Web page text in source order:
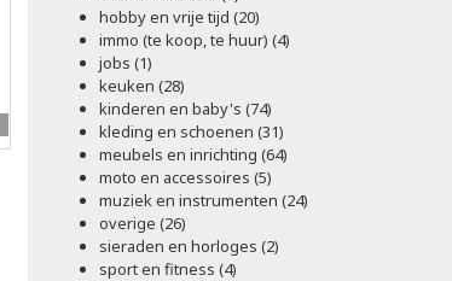
hobby en vrije tijd (20)
immo (te koop, te huur) (4)
jobs (1)
keuken (28)
kinderen en baby's (74)
kleding en schoenen (31)
meubels en inrichting (64)
moto en accessoires (5)
muziek en instrumenten (24)
overige (26)
sieraden en horloges (2)
sport en fitness (4)